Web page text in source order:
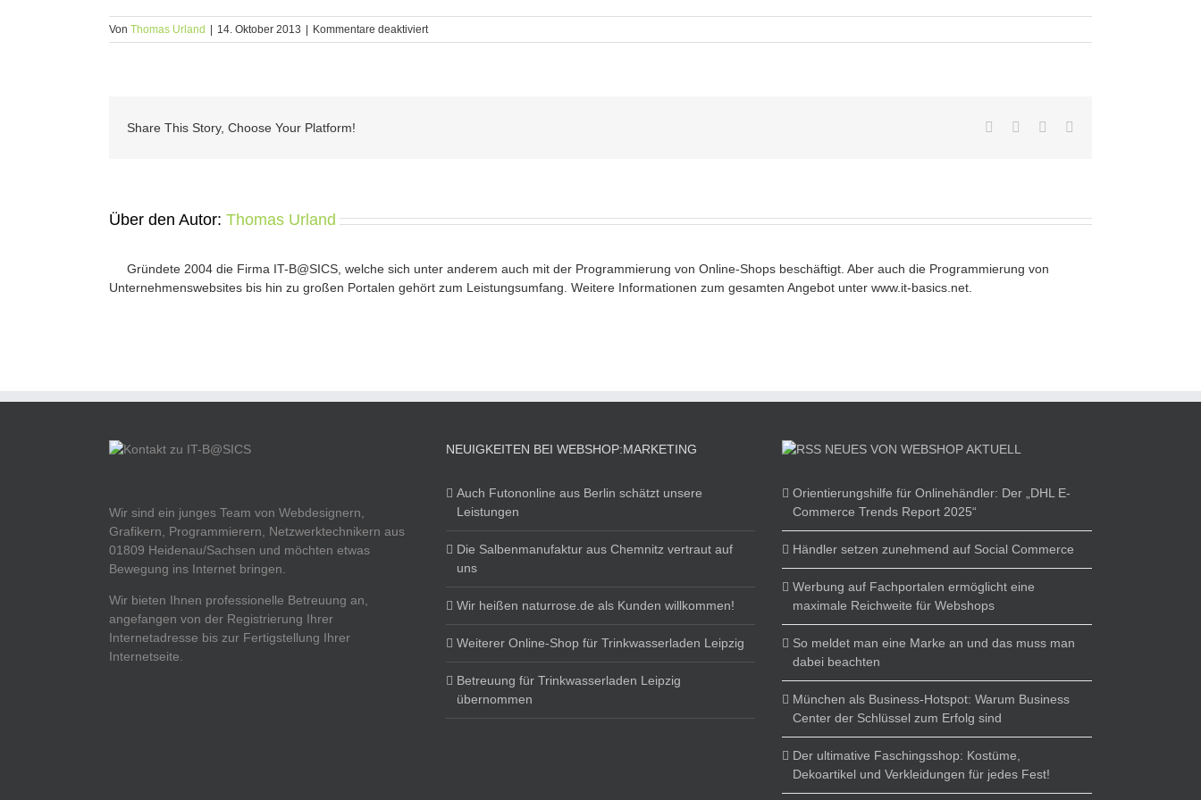
Von Thomas Urland 14. Oktober 2013 Kommentare deaktiviertfür
portfolio_4
Share This Story, Choose Your Platform! Facebook
Twitter
Über den Autor: Thomas Urland
Gründete 2004 die Firma IT-B@SICS, welche sich unter anderem auch mit der Programmierung von Online-Shops beschäftigt. Aber auch die Programmierung von
Unternehmenswebsites bis hin zu großen Portalen gehört zum Leistungsumfang. Weitere Informationen zum gesamten Angebot unter www.it-basics.net.
Wir sind ein junges Team von Webdesignern,
Grafikern, Programmierern, Netzwerktechnikern aus
01809 Heidenau/Sachsen und möchten etwas
Bewegung ins Internet bringen.
Wir bieten Ihnen professionelle Betreuung an,
angefangen von der Registrierung Ihrer
Internetadresse bis zur Fertigstellung Ihrer
Internetseite.
NEUIGKEITEN BEI WEBSHOP:MARKETING
Auch Futononline aus Berlin schätzt unsere
Leistungen
Die Salbenmanufaktur aus Chemnitz vertraut auf
uns
Wir heißen naturrose.de als Kunden willkommen!
Weiterer Online-Shop für Trinkwasserladen Leipzig
Betreuung für Trinkwasserladen Leipzig
übernommen
NEUES VON WEBSHOP AKTUELL
Orientierungshilfe für Onlinehändler: Der „DHL E-
Commerce Trends Report 2025“
Händler setzen zunehmend auf Social Commerce
Werbung auf Fachportalen ermöglicht eine
maximale Reichweite für Webshops
So meldet man eine Marke an und das muss man
dabei beachten
München als Business-Hotspot: Warum Business
Center der Schlüssel zum Erfolg sind
Der ultimative Faschingsshop: Kostüme,
Dekoartikel und Verkleidungen für jedes Fest!